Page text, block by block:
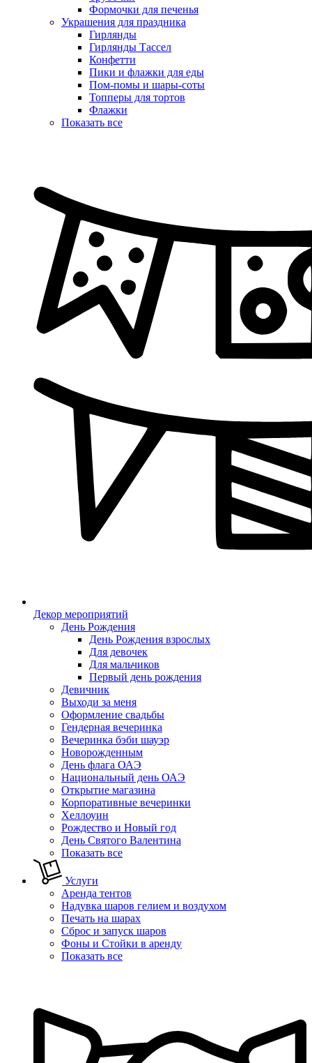
Формочки для печенья
Украшения для праздника
Гирлянды
Гирлянды Тассел
Конфетти
Пики и флажки для еды
Пом-помы и шары-соты
Топперы для тортов
Флажки
Показать все
Декор мероприятий
День Рождения
День Рождения взрослых
Для девочек
Для мальчиков
Первый день рождения
Девичник
Выходи за меня
Оформление свадьбы
Гендерная вечеринка
Вечеринка бэби шауэр
Новорожденным
День флага ОАЭ
Национальный день ОАЭ
Открытие магазина
Корпоративные вечеринки
Хеллоуин
Рождество и Новый год
День Святого Валентина
Показать все
Услуги
Аренда тентов
Надувка шаров гелием и воздухом
Печать на шарах
Сброс и запуск шаров
Фоны и Стойки в аренду
Показать все